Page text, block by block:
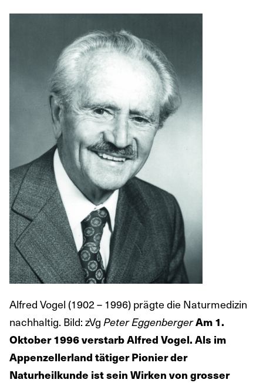
Alfred Vogel (1902 – 1996) prägte die Naturmedizin
nachhaltig. Bild: zVg Peter EggenbergerAm 1.
Oktober 1996 verstarb Alfred Vogel. Als im
Appenzellerland tätiger Pionier der
Naturheilkunde ist sein Wirken von grosser